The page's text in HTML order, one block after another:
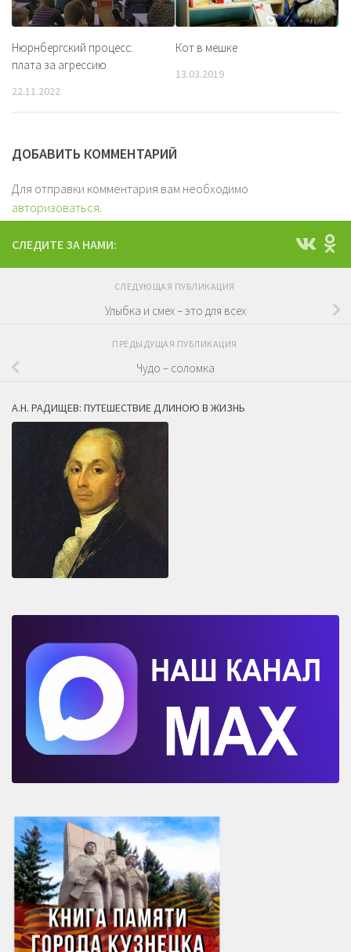
Нюрнбергский процесс:
плата за агрессию
22.11.2022
Кот в мешке
13.03.2019
ДОБАВИТЬ КОММЕНТАРИЙ
Для отправки комментария вам необходимо
авторизоваться
СЛЕДИТЕ ЗА НАМИ:
СЛЕДУЮЩАЯ ПУБЛИКАЦИЯ
Улыбка и смех – это для всех
ПРЕДЫДУЩАЯ ПУБЛИКАЦИЯ
Чудо – соломка
А.Н. РАДИЩЕВ: ПУТЕШЕСТВИЕ ДЛИНОЮ В ЖИЗНЬ